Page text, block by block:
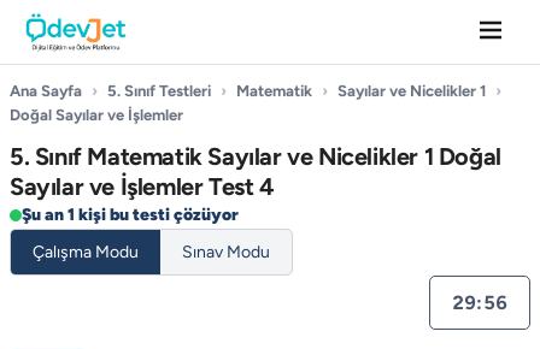
Ana Sayfa › 5. Sınıf Testleri › Matematik › Sayılar ve Nicelikler 1 ›
Doğal Sayılar ve İşlemler
5. Sınıf Matematik Sayılar ve Nicelikler 1 Doğal
Sayılar ve İşlemler Test 4
Şu an 1 kişi bu testi çözüyor
Çalışma Modu
Sınav Modu
29:55